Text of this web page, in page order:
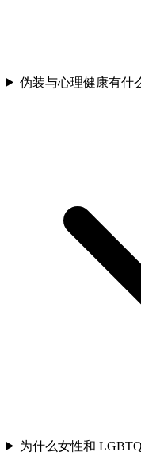
伪装与心理健康有什
为什么女性和